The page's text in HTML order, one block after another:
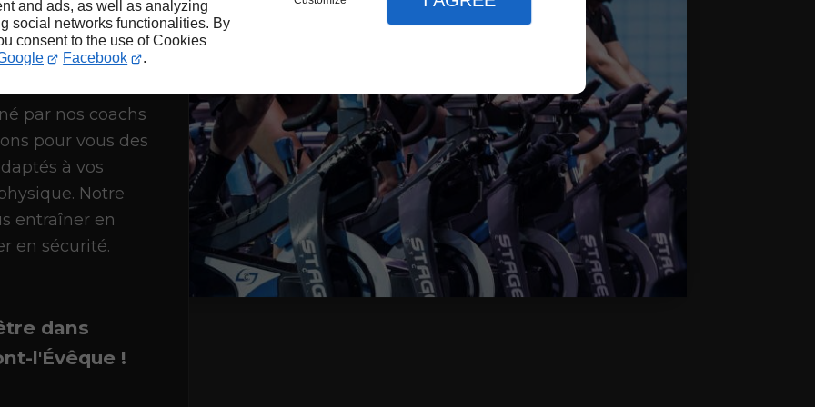
and ads, as well as analyzing
social networks functionalities. By
consent to the use of Cookies
Facebook .
telles
ou encore
Trouville-sur-
par nos coachs
pour vous des
à vos
Notre
entraîner en
en sécurité.
dans
l'Évêque !